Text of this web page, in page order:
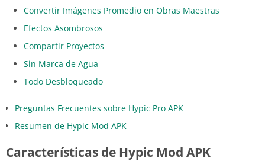
Convertir Imágenes Promedio en Obras Maestras
Efectos Asombrosos
Compartir Proyectos
Sin Marca de Agua
Todo Desbloqueado
Preguntas Frecuentes sobre Hypic Pro APK
Resumen de Hypic Mod APK
Características de Hypic Mod APK